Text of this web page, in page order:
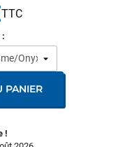
!
:
PANIER